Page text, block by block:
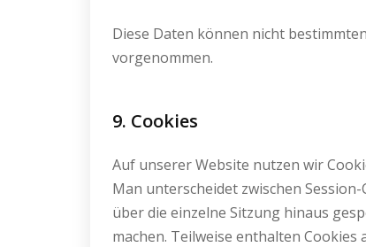
Diese Daten können nicht
vorgenommen.
9. Cookies
Auf unserer Website nutzen wir
Man unterscheidet zwischen
über die einzelne Sitzung hinaus
machen. Teilweise enthalten